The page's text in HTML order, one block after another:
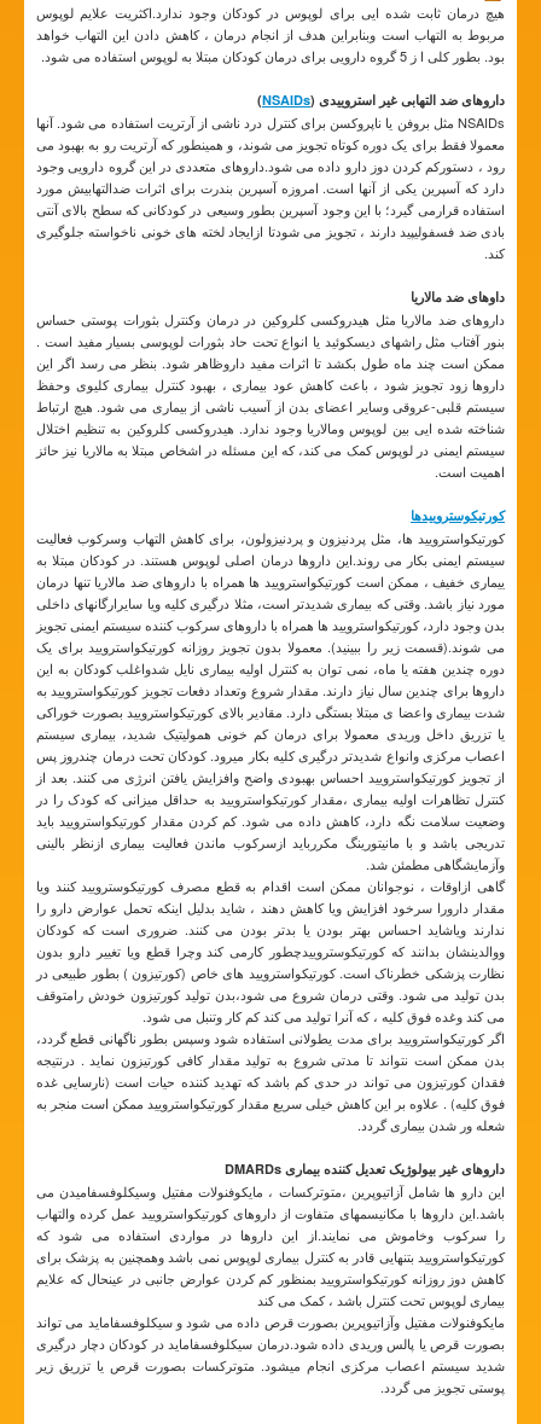
هیچ درمان ثابت شده ایی برای لوپوس در کودکان وجود ندارد.اکثریت علایم لوپوس
مربوط به التهاب است وبنابراین هدف از انجام درمان ، کاهش دادن این التهاب خواهد
بود. بطور کلی ا ز 5 گروه دارویی برای درمان کودکان مبتلا به لوپوس استفاده می شود.
داروهای ضد التهابی غیر استروییدی (NSAIDs
)
NSAIDs مثل بروفن یا ناپروکسن برای کنترل درد ناشی از آرتریت استفاده می شود. آنها
معمولا فقط برای یک دوره کوتاه تجویز می شوند، و همینطور که آرتریت رو به بهبود می
رود ، دستورکم کردن دوز دارو داده می شود.داروهای متعددی در این گروه دارویی وجود
دارد که آسپرین یکی از آنها است. امروزه آسپرین بندرت برای اثرات ضدالتهابیش مورد
استفاده قرارمی گیرد؛ با این وجود آسپرین بطور وسیعی در کودکانی که سطح بالای آنتی
بادی ضد فسفولیپید دارند ، تجویز می شودتا ازایجاد لخته های خونی ناخواسته جلوگیری
کند.
داوهای ضد مالاریا
داروهای ضد مالاریا مثل هیدروکسی کلروکین در درمان وکنترل بثورات پوستی حساس
بنور آفتاب مثل راشهای دیسکوئید یا انواع تحت حاد بثورات لوپوسی بسیار مفید است .
ممکن است چند ماه طول بکشد تا اثرات مفید داروظاهر شود. بنظر می رسد اگر این
داروها زود تجویز شود ، باعث کاهش عود بیماری ، بهبود کنترل بیماری کلیوی وحفظ
سیستم قلبی-عروقی وسایر اعضای بدن از آسیب ناشی از بیماری می شود. هیچ ارتباط
شناخته شده ایی بین لوپوس ومالاریا وجود ندارد. هیدروکسی کلروکین به تنظیم اختلال
سیستم ایمنی در لوپوس کمک می کند، که این مسئله در اشخاص مبتلا به مالاریا نیز حائز
اهمیت است.
کورتیکوستروییدها
کورتیکواسترویید ها، مثل پردنیزون و پردنیزولون، برای کاهش التهاب وسرکوب فعالیت
سیستم ایمنی بکار می روند.این داروها درمان اصلی لوپوس هستند. در کودکان مبتلا به
ییماری خفیف ، ممکن است کورتیکواسترویید ها همراه با داروهای ضد مالاریا تنها درمان
مورد نیاز باشد. وقتی که بیماری شدیدتر است، مثلا درگیری کلیه ویا سایرارگانهای داخلی
بدن وجود دارد، کورتیکواسترویید ها همراه با داروهای سرکوب کننده سیستم ایمنی تجویز
می شوند.(قسمت زیر را ببینید). معمولا بدون تجویز روزانه کورتیکواسترویید برای یک
دوره چندین هفته یا ماه، نمی توان به کنترل اولیه بیماری نایل شدواغلب کودکان به این
داروها برای چندین سال نیاز دارند. مقدار شروع وتعداد دفعات تجویز کورتیکواسترویید به
شدت بیماری واعضا ی مبتلا بستگی دارد. مقادیر بالای کورتیکواسترویید بصورت خوراکی
یا تزریق داخل وریدی معمولا برای درمان کم خونی همولیتیک شدید، بیماری سیستم
اعصاب مرکزی وانواع شدیدتر درگیری کلیه بکار میرود. کودکان تحت درمان چندروز پس
از تجویز کورتیکواسترویید احساس بهبودی واضح وافزایش یافتن انرژی می کنند. بعد از
کنترل تظاهرات اولیه بیماری ،مقدار کورتیکواسترویید به حداقل میزانی که کودک را در
وضعیت سلامت نگه دارد، کاهش داده می شود. کم کردن مقدار کورتیکواسترویید باید
تدریجی باشد و با مانیتورینگ مکررباید ازسرکوب ماندن فعالیت بیماری ازنظر بالینی
وآزمایشگاهی مطمئن شد.
گاهی ازاوقات ، نوجوانان ممکن است اقدام به قطع مصرف کورتیکوسترویید کنند ویا
مقدار دارورا سرخود افزایش ویا کاهش دهند ، شاید بدلیل اینکه تحمل عوارض دارو را
ندارند ویاشاید احساس بهتر بودن یا بدتر بودن می کنند. ضروری است که کودکان
ووالدینشان بدانند که کورتیکوستروییدچطور کارمی کند وچرا قطع ویا تغییر دارو بدون
نظارت پزشکی خطرناک است. کورتیکواسترویید های خاص (کورتیزون ) بطور طبیعی در
بدن تولید می شود. وقتی درمان شروع می شود،بدن تولید کورتیزون خودش رامتوقف
می کند وغده فوق کلیه ، که آنرا تولید می کند کم کار وتنبل می شود.
اگر کورتیکواسترویید برای مدت یطولانی استفاده شود وسپس بطور ناگهانی قطع گردد،
بدن ممکن است نتواند تا مدتی شروع به تولید مقدار کافی کورتیزون نماید . درنتیجه
فقدان کورتیزون می تواند در حدی کم باشد که تهدید کننده حیات است (نارسایی غده
فوق کلیه) . علاوه بر این کاهش خیلی سریع مقدار کورتیکواسترویید ممکن است منجر به
شعله ور شدن بیماری گردد.
داروهای غیر بیولوژیک تعدیل کننده بیماری DMARDs
این دارو ها شامل آزاتیوپرین ،متوترکسات ، مایکوفنولات مفتیل وسیکلوفسفامیدن می
باشد.این داروها با مکانیسمهای متفاوت از داروهای کورتیکواسترویید عمل کرده والتهاب
را سرکوب وخاموش می نمایند.از این داروها در مواردی استفاده می شود که
کورتیکواسترویید بتنهایی قادر به کنترل بیماری لوپوس نمی باشد وهمچنین به پزشک برای
کاهش دوز روزانه کورتیکواسترویید بمنظور کم کردن عوارض جانبی در عینحال که علایم
بیماری لوپوس تحت کنترل باشد ، کمک می کند
مایکوفنولات مفتیل وآزاتیوپرین بصورت قرص داده می شود و سیکلوفسفاماید می تواند
بصورت قرص یا پالس وریدی داده شود.درمان سیکلوفسفاماید در کودکان دچار درگیری
شدید سیستم اعصاب مرکزی انجام میشود. متوترکسات بصورت قرص یا تزریق زیر
پوستی تجویز می گردد.